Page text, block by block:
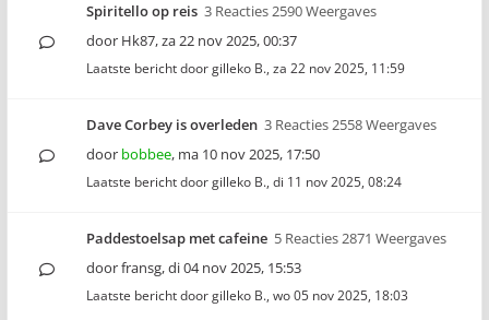
Spiritello op reis 3 Reacties 2590 Weergaves
door Hk87,za 22 nov 2025, 00:37
Laatste bericht doorgilleko B., za 22 nov 2025, 11:59
Dave Corbey is overleden 3 Reacties 2558 Weergaves
door bobbee, ma 10 nov 2025, 17:50
Laatste bericht doorgilleko B., di 11 nov 2025, 08:24
Paddestoelsap met cafeine 5 Reacties 2871 Weergaves
doorfransg,di 04 nov 2025, 15:53
Laatste bericht doorgilleko B., wo 05 nov 2025, 18:03